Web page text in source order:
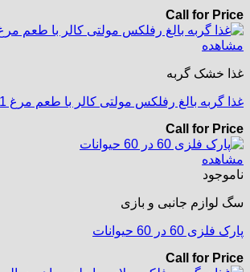
Call for Price
مشاهده
غذا خشک گربه
غذا گربه بالغ رفلکس مولتی کالر با طعم مرغ 1 کیلوگرم فله
Call for Price
مشاهده
ناموجود
سگ لوازم جانبی و بازی
پارک فلزی 60 در 60 حیوانات
Call for Price